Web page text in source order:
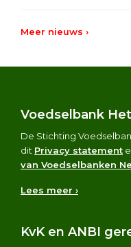
Meer nieuws ›
Footer
Voedselbank
De Stichting
dit Privacy statement
van Voedselbanken
Lees meer ›
KvK en ANBI